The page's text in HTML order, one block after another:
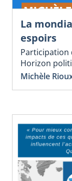
La
espoirs
Participation
Horizon
Michèle